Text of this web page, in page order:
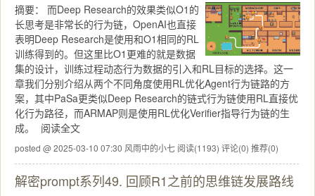
摘要： 而Deep Research的效果类似O1的
长思考是非常长的行为链，OpenAI也直接
表明Deep Research是使用和O1相同的RL
训练得到的。但这里比O1更难的就是数据
集的设计，训练过程动态行为数据的引入和RL目标的选择。这一
章我们分别介绍从两个不同角度使用RL优化Agent行为链路的方
案，其中PaSa更类似Deep Research的链式行为链使用RL直接优
化行为路径，而ARMAP则是使用RL优化Verifier指导行为链的生
成。
阅读全文
posted @ 2025-03-10 07:30 风雨中的小七 阅读(1193) 评论(0) 推荐(0)
解密prompt系列49. 回顾R1之前的思维链发展路线